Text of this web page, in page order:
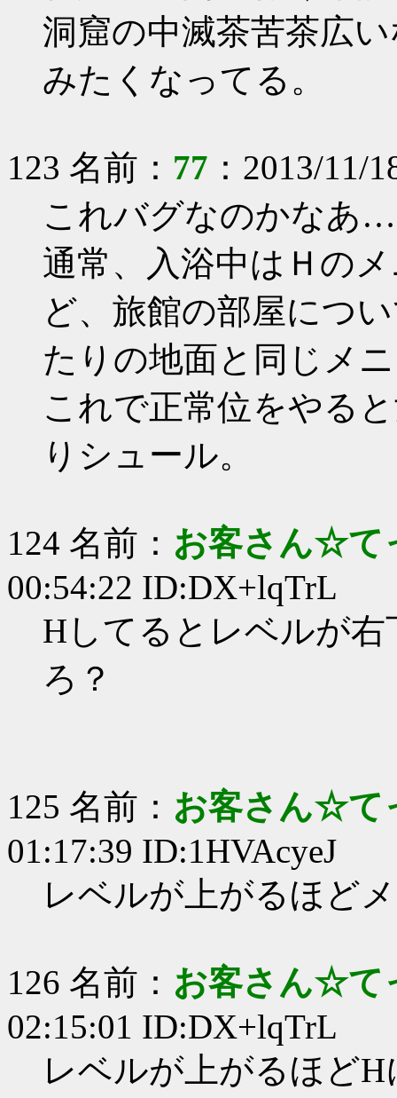
洞窟の中滅茶苦茶広
みたくなってる。
123 名前： 77 ：2013/11/
これバグなのかなあ…
通常、入浴中はＨの
ど、旅館の部屋につ
たりの地面と同じメ
これで正常位をやる
りシュール。
124 名前： お客さん☆て
00:54:22 ID:DX+lqTrL
Hしてるとレベルが
ろ？
125 名前： お客さん☆て
01:17:39 ID:1HVAcyeJ
レベルが上がるほど
126 名前： お客さん☆て
02:15:01 ID:DX+lqTrL
レベルが上がるほど